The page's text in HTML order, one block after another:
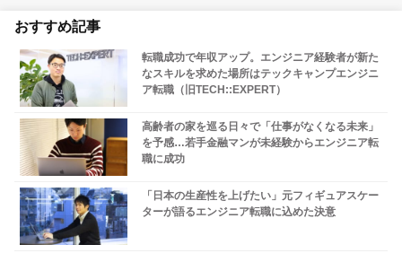
おすすめ記事
転職成功で年収アップ。エンジニア経験者が新た
なスキルを求めた場所はテックキャンプエンジニ
ア転職（旧TECH::EXPERT）
高齢者の家を巡る日々で「仕事がなくなる未来」
を予感…若手金融マンが未経験からエンジニア転
職に成功
「日本の生産性を上げたい」元フィギュアスケー
ターが語るエンジニア転職に込めた決意